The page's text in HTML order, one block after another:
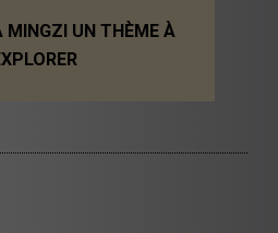
MINGZI UN THÈME À